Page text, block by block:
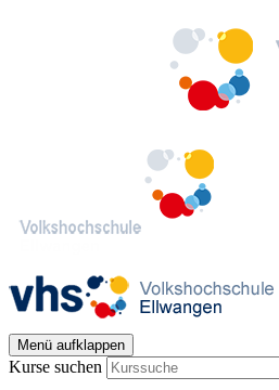
Menü aufklappen
Kurse suchen